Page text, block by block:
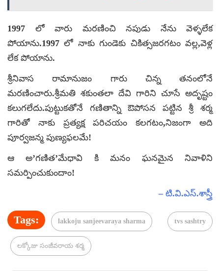
1997 లో వారు మరణించి నపుడు నేను వెళ్ళలేక
పోయాను.1997 లో నాకు గుండెకు చికిత్సజరగటం వల్ల,వెళ్ల
లేక పోయాను.
శ్రీనివాస రామానుజం గారు చిన్న తనంలోనే
మరణించారు.శ్రీమతి శకుంతలా దేవి గారిని చూసే అదృష్టం
కలుగలేదు.పుట్టుకతోనే గణితాన్ని ఔపోసన పట్టిన శ్రీ శర్మ
గారితో నాకు ప్రత్యక్ష పరిచయం కలగటం,నిజంగా అది
పూర్వజన్మ పుణ్యఫలమే!
ఆ అ’గణిత’మేధావి కి మనం ఘనమైన నివాళిని
సమర్పించుకుందాం!
– టి.వి.ఎస్.శాస్త్రీ
Tags: lakkoju sanjeevaraya sharma tvs sashtry
లక్కోజు సంజీవరాయ శర్మ